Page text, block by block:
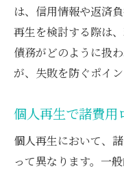
は、信用情報や返済
再生を検討する際は
債務がどのように扱
が、失敗を防ぐポイン
個人再生で諸費用
個人再生において、
って異なります。一